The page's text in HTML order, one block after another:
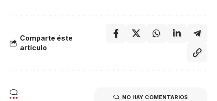
Comparte éste
artículo
NO HAY COMENTARIOS